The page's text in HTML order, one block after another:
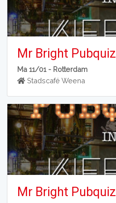
Mr Bright Pubquiz
Ma 11/01 - Rotterdam
Stadscafé Weena
Mr Bright Pubquiz